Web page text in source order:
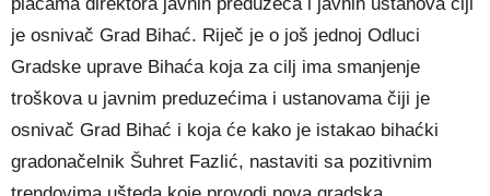
je osnivač Grad Bihać. Riječ je o još jednoj Odluci
Gradske uprave Bihaća koja za cilj ima smanjenje
troškova u javnim preduzećima i ustanovama čiji je
osnivač Grad Bihać i koja će kako je istakao bihaćki
gradonačelnik Šuhret Fazlić, nastaviti sa pozitivnim